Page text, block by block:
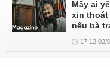
Mấy ai
xin thoát
nếu bà
17:12 02/